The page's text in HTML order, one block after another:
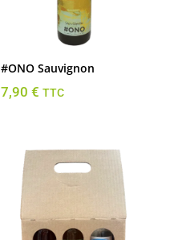
#ONO Sauvignon
7,90 € TTC